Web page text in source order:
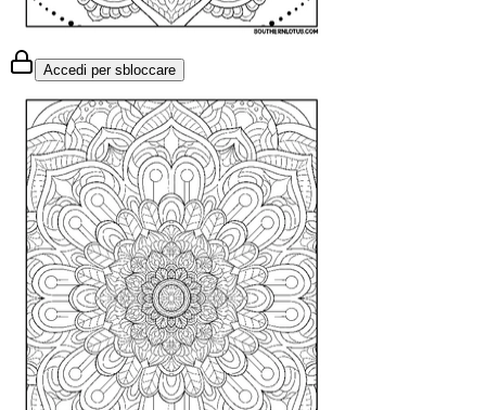
Accedi per sbloccare